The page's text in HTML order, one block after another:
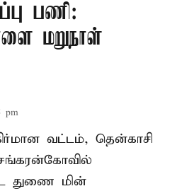
பணி:
மறுநாள்
pm
வட்டம், தென்காசி
துணை மின்